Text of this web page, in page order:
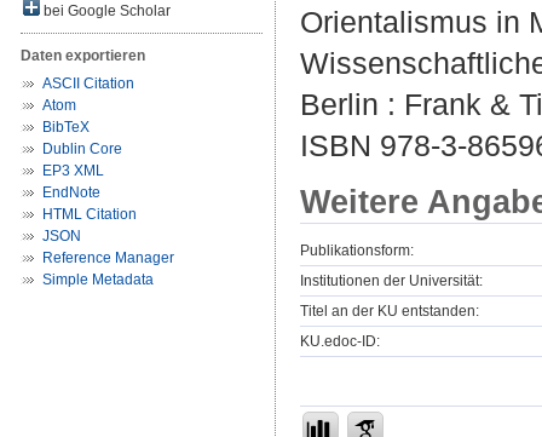
bei Google Scholar
Daten exportieren
ASCII Citation
Atom
BibTeX
Dublin Core
EP3 XML
EndNote
HTML Citation
JSON
Reference Manager
Simple Metadata
Orientalismus in
Berlin : Frank &
ISBN 978-3-
Weitere
Publikationsform:
Institutionen der Universität:
Titel an der KU entstanden:
KU.edoc-ID: